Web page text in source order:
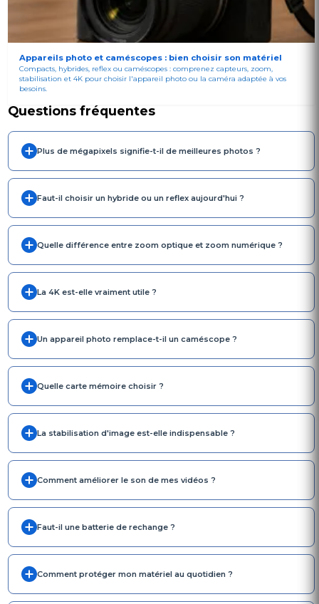
Appareils photo et caméscopes : bien choisir son matériel
Compacts, hybrides, reflex ou caméscopes : comprenez capteurs, zoom,
stabilisation et 4K pour choisir l'appareil photo ou la caméra adaptée à vos
besoins.
Questions fréquentes
Plus de mégapixels signifie-t-il de meilleures photos ?
Faut-il choisir un hybride ou un reflex aujourd'hui ?
Quelle différence entre zoom optique et zoom numérique ?
La 4K est-elle vraiment utile ?
Un appareil photo remplace-t-il un caméscope ?
Quelle carte mémoire choisir ?
La stabilisation d'image est-elle indispensable ?
Comment améliorer le son de mes vidéos ?
Faut-il une batterie de rechange ?
Comment protéger mon matériel au quotidien ?